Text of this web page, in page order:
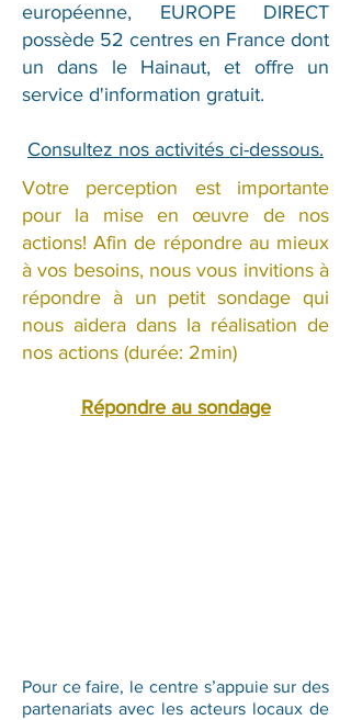
européenne, EUROPE DIRECT
possède 52 centres en France dont
un dans le Hainaut, et offre un
service d'information gratuit.
Consultez nos activités ci-dessous.
Votre perception est importante
pour la mise en œuvre de nos
actions! Afin de répondre au mieux
à vos besoins, nous vous invitions à
répondre à un petit sondage​ qui
nous aidera dans la réalisation de
nos actions (durée: 2min)
Répondre au sondage
Pour ce faire, le centre s’appuie sur des
partenariats avec les acteurs locaux de